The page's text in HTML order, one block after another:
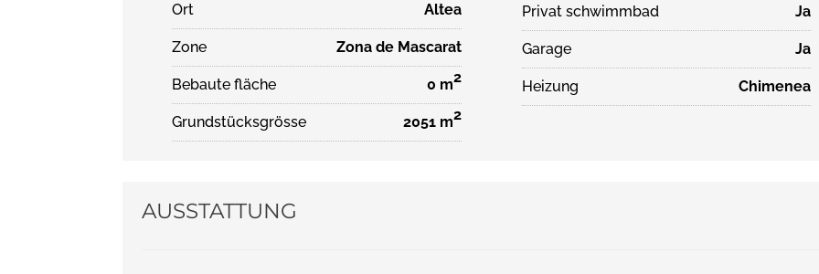
Ort Altea
Zone Zona de Mascarat
Bebaute fläche 0 m2
Grundstücksgrösse 2051 m2
Privat schwimmbad Ja
Garage Ja
Heizung Chimenea
AUSSTATTUNG